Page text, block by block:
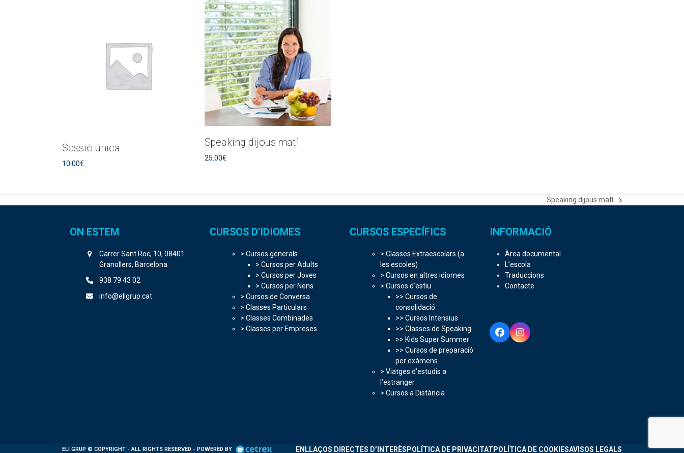
Sessió única
10.00€
Speaking dijous matí
25.00€
next
Speaking dijous matí
ON ESTEM
Carrer Sant Roc, 10, 08401
Granollers, Barcelona
938 79 43 02
info@eligrup.cat
CURSOS D’IDIOMES
> Cursos generals
> Cursos per Adults
> Cursos per Joves
> Cursos per Nens
> Cursos de Conversa
> Classes Particulars
> Classes Combinades
> Classes per Empreses
CURSOS ESPECÍFICS
> Classes Extraescolars (a
les escoles)
> Cursos en altres idiomes
> Cursos d’estiu
>> Cursos de
consolidació
>> Cursos Intensius
>> Classes de Speaking
>> Kids Super Summer
>> Cursos de preparació
per exàmens
> Viatges d’estudis a
l’estranger
> Cursos a Distància
INFORMACIÓ
Àrea documental
L’escola
Traduccions
Contacte
FacebookInstagram
ELI GRUP © COPYRIGHT - ALL RIGHTS RESERVED - POWERED BY ENLLAÇOS DIRECTES D’INTERÈS POLÍTICA DE PRIVACITAT POLÍTICA DE COOKIESAVISOS LEGALS